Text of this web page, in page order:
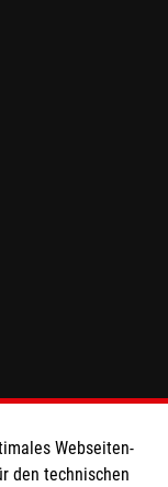
Webseiten-
den technischen